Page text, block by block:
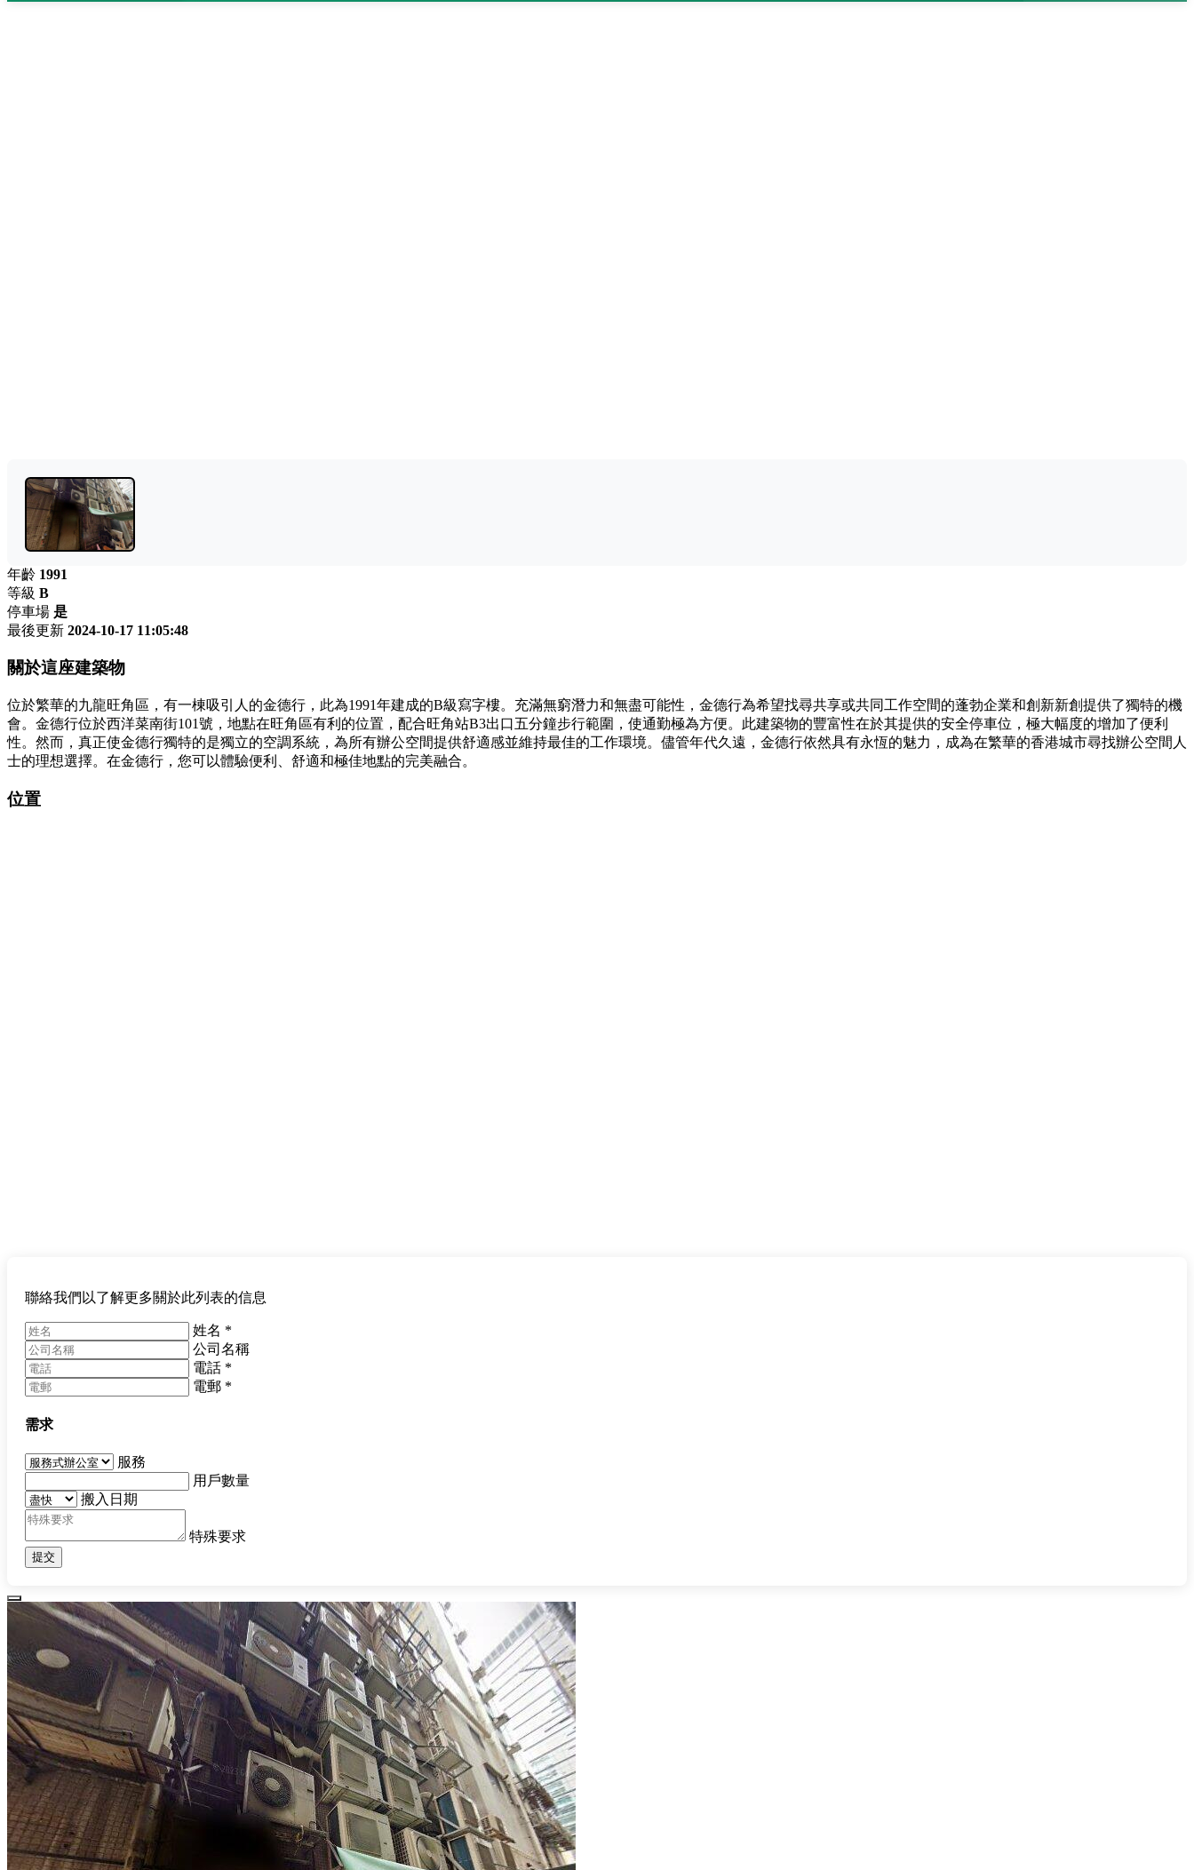
年齡 1991
等級 B
停車場 是
最後更新 2024-10-17 11:05:48
關於這座建築物
位於繁華的九龍旺角區，有一棟吸引人的金德行，此為1991年建成的B級寫字樓。充滿無窮潛力和無盡可能性，金德行為希望找尋共享或共同工作空間的蓬勃企業和創新新創提供了獨特的機
會。金德行位於西洋菜南街101號，地點在旺角區有利的位置，配合旺角站B3出口五分鐘步行範圍，使通勤極為方便。此建築物的豐富性在於其提供的安全停車位，極大幅度的增加了便利
性。然而，真正使金德行獨特的是獨立的空調系統，為所有辦公空間提供舒適感並維持最佳的工作環境。儘管年代久遠，金德行依然具有永恆的魅力，成為在繁華的香港城市尋找辦公空間人
士的理想選擇。在金德行，您可以體驗便利、舒適和極佳地點的完美融合。
位置
聯絡我們以了解更多關於此列表的信息
姓名 *
公司名稱
電話 *
電郵 *
需求
服務
用戶數量
搬入日期
特殊要求
提交